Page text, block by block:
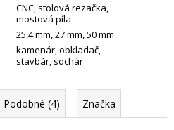
CNC stolová rezačka
mostová píla
25,4 mm 27 mm 50 mm
kamenár obkladač
stavbár sochár
Podobné (4) Značka